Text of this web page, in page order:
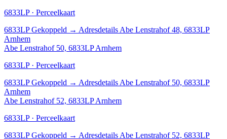
6833LP · Perceelkaart
6833LP Gekoppeld → Adresdetails Abe Lenstrahof 48, 6833LP
Arnhem
Abe Lenstrahof 50, 6833LP Arnhem
6833LP · Perceelkaart
6833LP Gekoppeld → Adresdetails Abe Lenstrahof 50, 6833LP
Arnhem
Abe Lenstrahof 52, 6833LP Arnhem
6833LP · Perceelkaart
6833LP Gekoppeld → Adresdetails Abe Lenstrahof 52, 6833LP